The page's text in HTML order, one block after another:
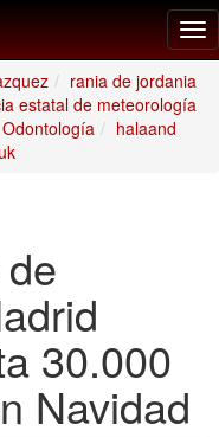
rania de jordania
estatal de meteorología
Odontología
halaand
30.000
Navidad